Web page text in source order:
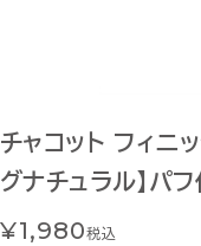
チャコット フィニ
グナチュラル】パ
¥1,980税込